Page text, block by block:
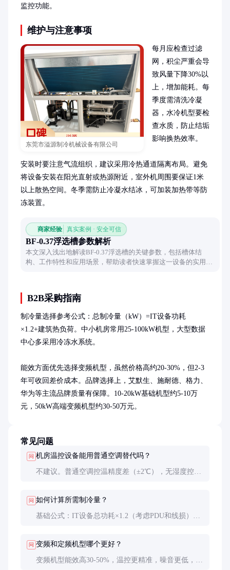
监控功能。
维护与注意事项
东莞市溢源制冷机械设备有限公司
每月应检查过滤
网，积尘严重会导
致风量下降30%以
上，增加能耗。每
季度需清洗冷凝
器，水冷机型要检
查水质，防止结垢
影响换热效率。
安装时要注意气流组织，建议采用冷热通道隔离布局。避免
将设备安装在阳光直射或热源附近，室外机周围要保证1米
以上散热空间。冬季需防止冷凝水结冰，可加装加热带等防
冻装置。
商家经验 真实案例 · 安全可信
BF-0.37浮选槽参数解析
本文深入浅出地解读BF-0.37浮选槽的关键参数，包括槽体结
构、工作特性和应用场景，帮助读者快速掌握这一设备的实用知
B2B采购指南
制冷量选择参考公式：总制冷量（kW）=IT设备功耗
×1.2+建筑热负荷。中小机房常用25-100kW机型，大型数据
中心多采用冷冻水系统。
能效方面优先选择变频机型，虽然价格高约20-30%，但2-3
年可收回差价成本。品牌选择上，艾默生、施耐德、格力、
华为等主流品牌质量有保障。10-20kW基础机型约5-10万
元，50kW高端变频机型约30-50万元。
常见问题
问 机房温控设备能用普通空调替代吗？
不建议。普通空调控温精度差（±2℃），无湿度控
问 如何计算所需制冷量？
基础公式：IT设备总功耗×1.2（考虑PDU和线损）
问 变频和定频机型哪个更好？
变频机型能效高30-50%，温控更精准，噪音更低，但